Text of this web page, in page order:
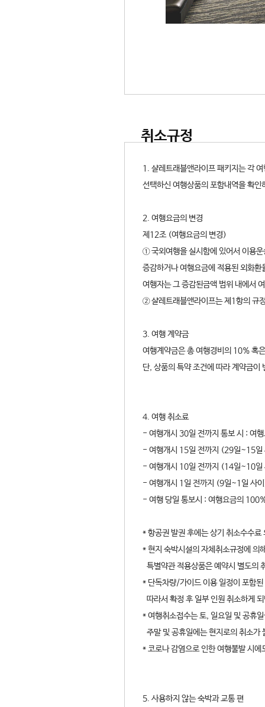
취소규정
1. 샬레트래블앤라이프 패키지는 각
선택하신 여행상품의 포함내역을 확인
2. 여행요금의 변경
제12조 (여행요금의 변경)
① 국외여행을 실시함에 있어서 이용
증감하거나 여행요금에 적용된 외화
여행자는 그 증감된금액 범위 내에서
② 샬레트래블앤라이프는 제1항의 규
3. 여행 계약금
여행계약금은 총 여행경비의 10% 혹
단, 상품의 특약 조건에 따라 계약금이
4. 여행 취소료
- 여행개시 30일 전까지 통보 시 : 여
- 여행개시 15일 전까지 (29일~15일
- 여행개시 10일 전까지 (14일~10일
- 여행개시 1일 전까지 (9일~1일 사
- 여행 당일 통보시 : 여행요금의
* 항공권 발권 후에는 상기 취소수수
* 현지 숙박시설의 자체취소규정에 의
특별약관 적용상품은 예약시 별도의
* 단독차량/가이드 이용 일정이 포함
따라서 확정 후 일부 인원 취소하게
* 여행취소접수는 토, 일요일 및 공휴
주말 및 공휴일에는 현지로의 취소가
* 코로나 감염으로 인한 여행불발 시
5. 사용하지 않는 숙박과 교통 편